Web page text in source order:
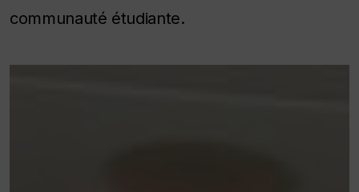
communauté étudiante.